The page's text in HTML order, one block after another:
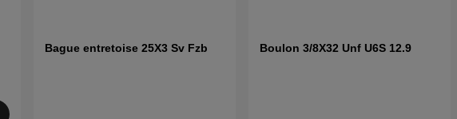
Bague entretoise 25X3 Sv Fzb Boulon 3/8X32 Unf U6S 12.9